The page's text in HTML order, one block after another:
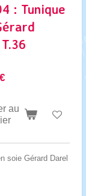
: Tunique
au
soie Gérard Darel